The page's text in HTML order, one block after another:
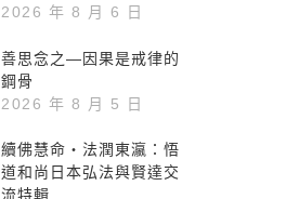
2026 年 8 月 6 日
善思念之—因果是戒律的
鋼骨
2026 年 8 月 5 日
續佛慧命‧法潤東瀛：悟
道和尚日本弘法與賢達交
流特輯